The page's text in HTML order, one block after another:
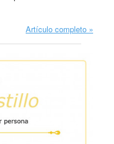
Artículo completo